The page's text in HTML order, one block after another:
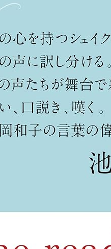
2021/07/09週刊読書人に冬
イクスピア全集」
2021/07/05毎日新聞に訳者
2021/07/03図書新聞に訳者
日本経済新聞
朝日新聞で紹